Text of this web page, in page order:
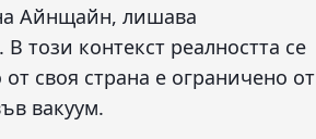
Айнщайн, лишава
този контекст реалността се
своя страна е ограничено от
вакуум.